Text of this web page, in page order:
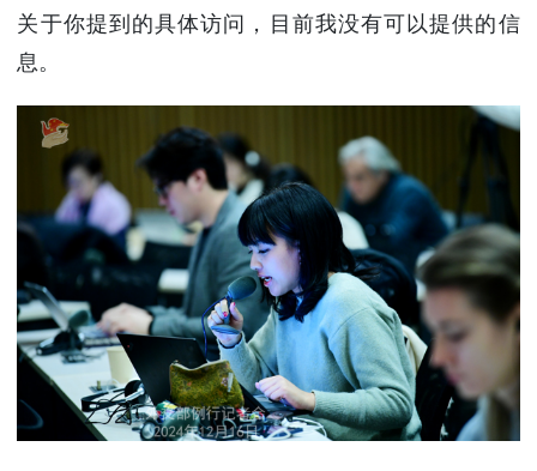
关于你提到的具体访问，目前我没有可以提供的信
息。